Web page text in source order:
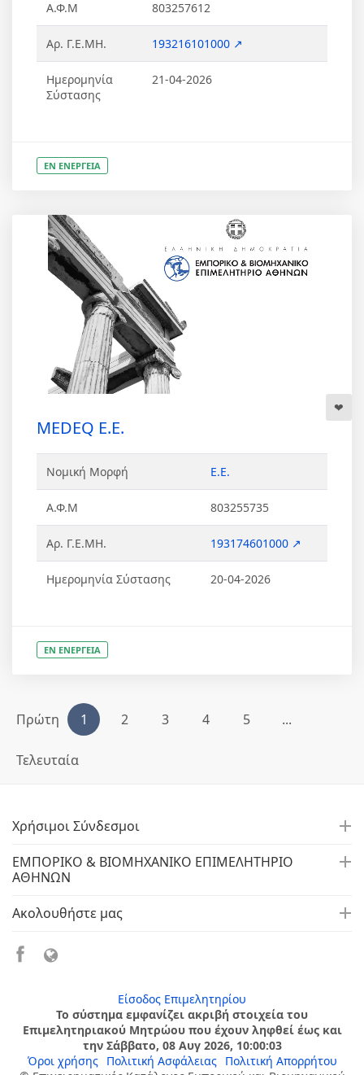
Α.Φ.Μ 803257612
Αρ. Γ.Ε.ΜΗ. 193216101000 ↗
Ημερομηνία
Σύστασης
21-04-2026
ΕΝ ΕΝΕΡΓΕΙΑ
MEDEQ Ε.Ε.
Νομική Μορφή Ε.Ε.
Α.Φ.Μ 803255735
Αρ. Γ.Ε.ΜΗ. 193174601000 ↗
Ημερομηνία Σύστασης 20-04-2026
ΕΝ ΕΝΕΡΓΕΙΑ
Πρώτη 1 2 3 4 5 ...
Τελευταία
Χρήσιμοι Σύνδεσμοι
ΕΜΠΟΡΙΚΟ & ΒΙΟΜΗΧΑΝΙΚΟ ΕΠΙΜΕΛΗΤΗΡΙΟ
ΑΘΗΝΩΝ
Ακολουθήστε μας
Είσοδος Επιμελητηρίου
Το σύστημα εμφανίζει ακριβή στοιχεία του
Επιμελητηριακού Μητρώου που έχουν ληφθεί έως και
την Σάββατο, 08 Αυγ 2026, 10:00:03
Όροι χρήσης
Πολιτική Ασφάλειας
Πολιτική Απορρήτου